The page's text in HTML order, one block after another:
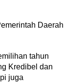
Daerah
tahun
Kredibel dan
juga